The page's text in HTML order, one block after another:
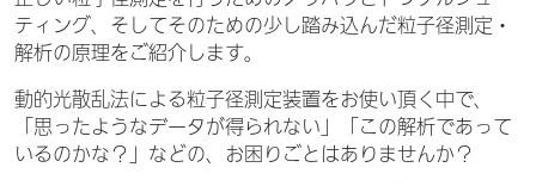
ティング、そしてそのための少し踏み込んだ粒子径測定・
解析の原理をご紹介します。
動的光散乱法による粒子径測定装置をお使い頂く中で、
「思ったようなデータが得られない」「この解析であって
いるのかな？」などの、お困りごとはありませんか？